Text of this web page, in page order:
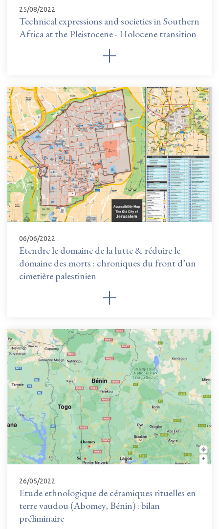
25/08/2022
Technical expressions and societies in Southern
Africa at the Pleistocene - Holocene transition
06/06/2022
Etendre le domaine de la lutte & réduire le
domaine des morts : chroniques du front d’un
cimetière palestinien
26/05/2022
Etude ethnologique de céramiques rituelles en
terre vaudou (Abomey, Bénin) : bilan
préliminaire